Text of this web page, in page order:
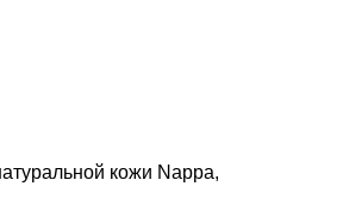
кожи Nappa,